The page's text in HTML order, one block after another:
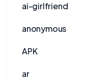
ai-girlfriend
anonymous
APK
ar